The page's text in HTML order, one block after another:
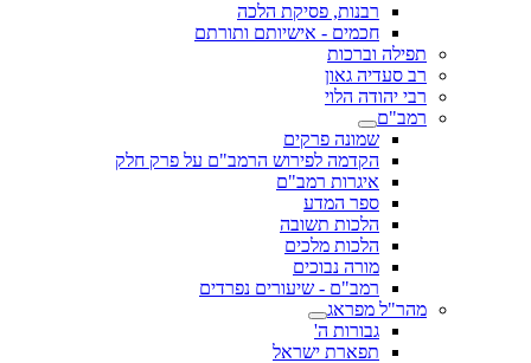
רבנות, פסיקת הלכה
חכמים - אישיותם ותורתם
תפילה וברכות
רב סעדיה גאון
רבי יהודה הלוי
רמב"ם
שמונה פרקים
הקדמה לפירוש הרמב"ם על פרק חלק
איגרות רמב"ם
ספר המדע
הלכות תשובה
הלכות מלכים
מורה נבוכים
רמב"ם - שיעורים נפרדים
מהר"ל מפראג
גבורות ה'
תפארת ישראל